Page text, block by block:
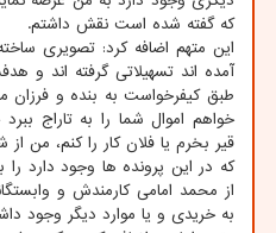
که گفته شده است نقش داشتم.
آمده اند تسهیلاتی گرفته اند و
طبق کیفرخواست به بنده و
خواهم اموال شما را به تاراج
قیر بخرم یا فلان کار را کنم، من
که در این پرونده ها وجود دارد را
از محمد امامی کارمندش و
به خریدی و یا موارد دیگر وجود